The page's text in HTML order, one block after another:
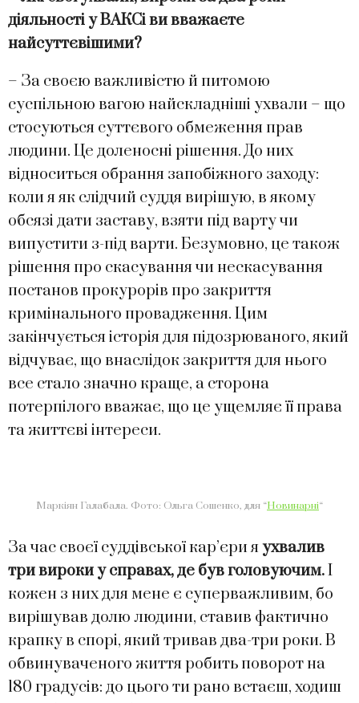
діяльності у ВАКСі ви вважаєте
найсуттєвішими?
– За своєю важливістю й питомою
суспільною вагою найскладніші ухвали – що
стосуються суттєвого обмеження прав
людини. Це доленосні рішення. До них
відноситься обрання запобіжного заходу:
коли я як слідчий суддя вирішую, в якому
обсязі дати заставу, взяти під варту чи
випустити з-під варти. Безумовно, це також
рішення про скасування чи нескасування
постанов прокурорів про закриття
кримінального провадження. Цим
закінчується історія для підозрюваного, який
відчуває, що внаслідок закриття для нього
все стало значно краще, а сторона
потерпілого вважає, що це ущемляє її права
та життєві інтереси.
Маркіян Галабала. Фото: Ольга Сошенко, для “Новинарні“
За час своєї суддівської кар’єри яухвалив
три вироки у справах, де був головуючим.І
кожен з них для мене є суперважливим, бо
вирішував долю людини, ставив фактично
крапку в спорі, який тривав два-три роки. В
обвинуваченого життя робить поворот на
180 градусів: до цього ти рано встаєш, ходиш